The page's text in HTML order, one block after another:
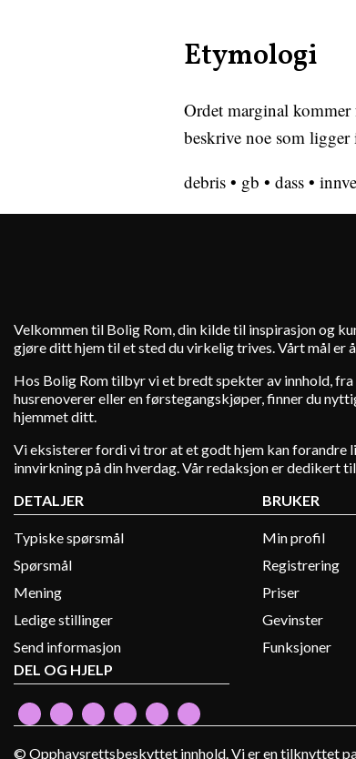
Etymologi
Ordet marginal
beskrive noe som ligger
debris • gb • dass •
Velkommen til Bolig Rom, din kilde til inspirasjon og
gjøre ditt hjem til et sted du virkelig trives. Vårt mål er
Hos Bolig Rom tilbyr vi et bredt spekter av innhold,
husrenoverer eller en førstegangskjøper, finner du
hjemmet ditt.
Vi eksisterer fordi vi tror at et godt hjem kan forandre
innvirkning på din hverdag. Vår redaksjon er dedikert
DEL OG HJELP
© Opphavsrettsbeskyttet innhold. Vi er en tilknyttet
DETALJER
Typiske spørsmål
Spørsmål
Mening
Ledige stillinger
Send informasjon
BRUKER
Min profil
Registrering
Priser
Gevinster
Funksjoner